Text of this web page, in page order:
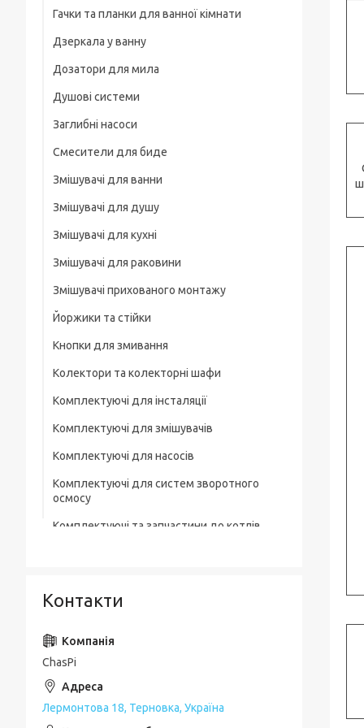
На груди / плече / пояс
Штативні головки
Магнітні тримачі
Для велосипеда, мотоцикла
Гачки та планки для ванної кімнати
Дзеркала у ванну
Дозатори для мила
Душові системи
Заглибні насоси
Смесители для биде
Змішувачі для ванни
Змішувачі для душу
Змішувачі для кухні
Змішувачі для раковини
Змішувачі прихованого монтажу
Йоржики та стійки
Кнопки для змивання
Колектори та колекторні шафи
Комплектуючі для інсталяції
Комплектуючі для змішувачів
Комплектуючі для насосів
Комплектуючі для систем зворотного
осмосу
Комплектуючі та запчастини до котлів
Лотки для зливної каналізації
Мильниці
Монтажні елементи
Набори для ванної кімнати
Контакти
ChasPi
Лермонтова 18, Терновка, Україна